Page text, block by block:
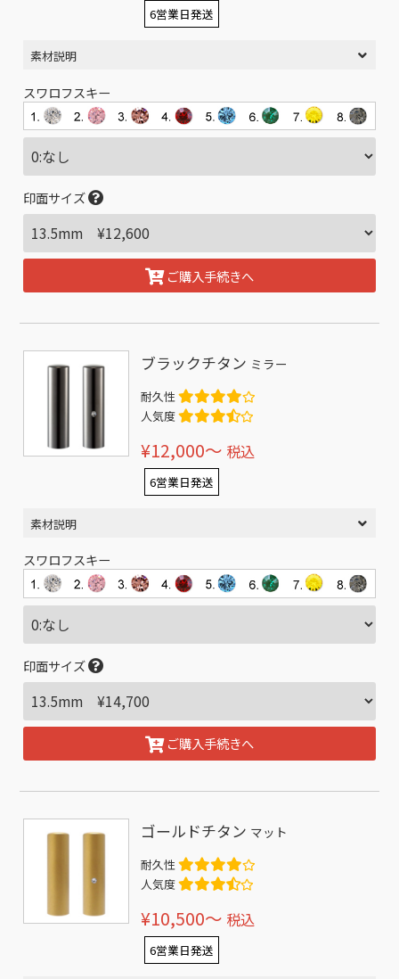
6営業日発送
素材説明
スワロフスキー
印面サイズ
ご購入手続きへ
ブラックチタン ミラー
耐久性
人気度
¥12,000〜 税込
6営業日発送
素材説明
スワロフスキー
印面サイズ
ご購入手続きへ
ゴールドチタン マット
耐久性
人気度
¥10,500〜 税込
6営業日発送